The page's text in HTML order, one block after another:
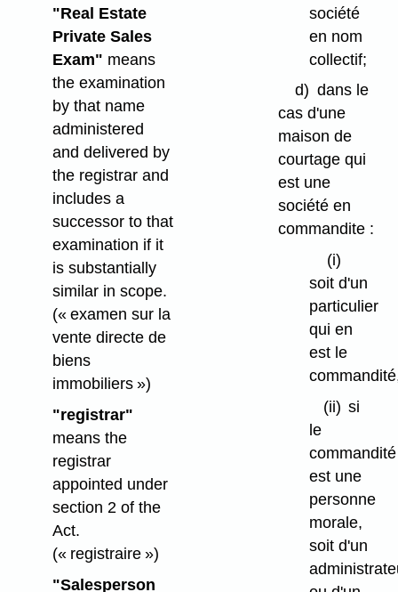
"Real Estate
Private Sales
Exam" means
the examination
by that name
administered
and delivered by
the registrar and
includes a
successor to that
examination if it
is substantially
similar in scope.
(« examen sur la
vente directe de
biens
immobiliers »)
"registrar"
means the
registrar
appointed under
section 2 of the
Act.
(« registraire »)
"Salesperson
société
en nom
collectif;
d) dans le
cas d'une
maison de
courtage qui
est une
société en
commandite :
(i)
soit d'un
particulier
qui en
est le
(ii) si
le
commandité
est une
personne
morale,
soit d'un